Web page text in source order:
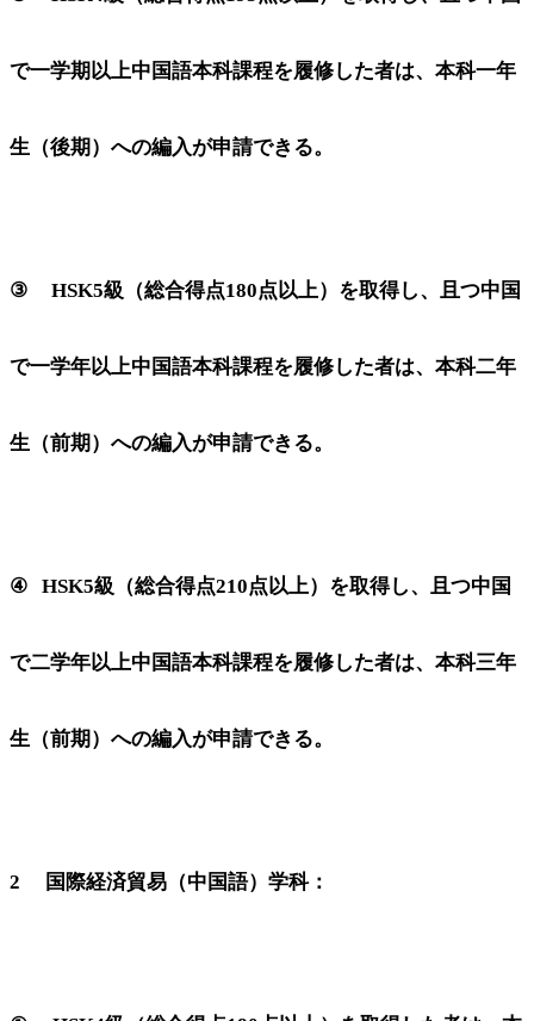
で一学期以上中国語本科課程を履修した者は、本科一年
生（後期）への編入が申請できる。
③ HSK5級（総合得点180点以上）を取得し、且つ中国
で一学年以上中国語本科課程を履修した者は、本科二年
生（前期）への編入が申請できる。
④ HSK5級（総合得点210点以上）を取得し、且つ中国
で二学年以上中国語本科課程を履修した者は、本科三年
生（前期）への編入が申請できる。
2 国際経済貿易（中国語）学科：